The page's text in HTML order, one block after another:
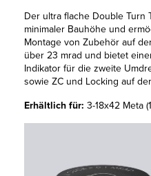
Der ultra flache Double
minimaler Bauhöhe und
Montage von Zubehör auf
über 23 mrad und bietet
Indikator für die zweite
sowie ZC und Locking auf
Erhältlich für: 3-18x42 Meta